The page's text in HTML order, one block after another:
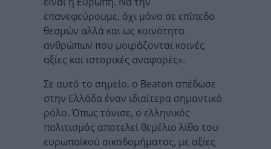
επανεφεύρουμε, όχι μόνο σε επίπεδο
θεσμών αλλά και ως κοινότητα
ανθρώπων που μοιράζονται κοινές
αξίες και ιστορικές αναφορές».
Σε αυτό το σημείο, ο Beaton απέδωσε
στην Ελλάδα έναν ιδιαίτερα σημαντικό
ρόλο. Όπως τόνισε, ο ελληνικός
πολιτισμός αποτελεί θεμέλιο λίθο του
ευρωπαϊκού οικοδομήματος, με αξίες